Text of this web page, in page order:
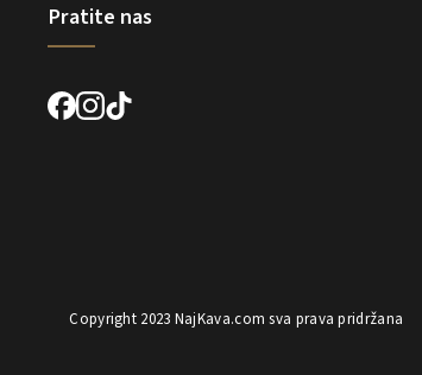
Pratite nas
Copyright 2023 NajKava.comsva prava pridržana